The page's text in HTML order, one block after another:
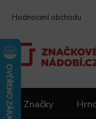
Hodnocení obchodu
Značky